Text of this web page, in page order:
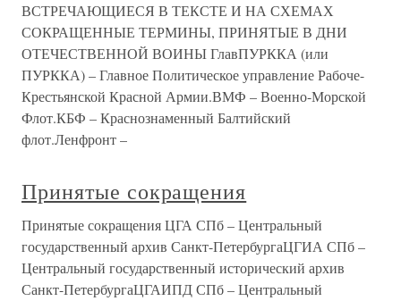
ВСТРЕЧАЮЩИЕСЯ В ТЕКСТЕ И НА СХЕМАХ
СОКРАЩЕННЫЕ ТЕРМИНЫ, ПРИНЯТЫЕ В ДНИ
ОТЕЧЕСТВЕННОЙ ВОИНЫ ГлавПУРККА (или
ПУРККА) – Главное Политическое управление Рабоче-
Крестьянской Красной Армии.ВМФ – Военно-Морской
Флот.КБФ – Краснознаменный Балтийский
флот.Ленфронт –
Принятые сокращения
Принятые сокращения ЦГА СПб – Центральный
государственный архив Санкт-ПетербургаЦГИА СПб –
Центральный государственный исторический архив
Санкт-ПетербургаЦГАИПД СПб – Центральный